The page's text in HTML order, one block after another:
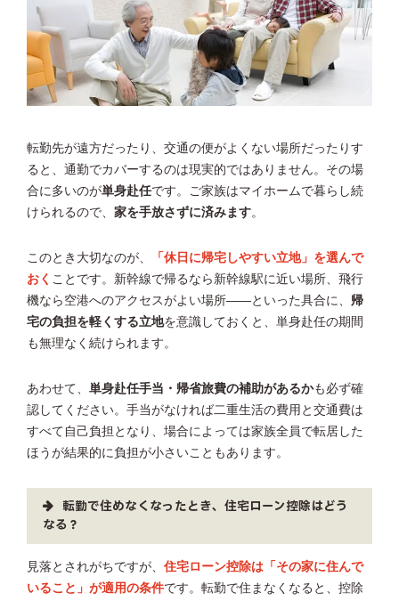
転勤先が遠方だったり、交通の便がよくない場所だったりす
ると、通勤でカバーするのは現実的ではありません。その場
合に多いのが単身赴任です。ご家族はマイホームで暮らし続
けられるので、 家を手放さずに済みます。
このとき大切なのが、
「休日に帰宅しやすい立地」を選んで
おく ことです。新幹線で帰るなら新幹線駅に近い場所、飛行
機なら空港へのアクセスがよい場所——といった具合に、 帰
宅の負担を軽くする立地を意識しておくと、単身赴任の期間
も無理なく続けられます。
あわせて、 単身赴任手当・帰省旅費の補助があるかも必ず確
認してください。手当がなければ二重生活の費用と交通費は
すべて自己負担となり、場合によっては家族全員で転居した
ほうが結果的に負担が小さいこともあります。
転勤で住めなくなったとき、住宅ローン控除はどう
なる？
見落とされがちですが、 住宅ローン控除は「その家に住んで
いること」が適用の条件です。転勤で住まなくなると、控除